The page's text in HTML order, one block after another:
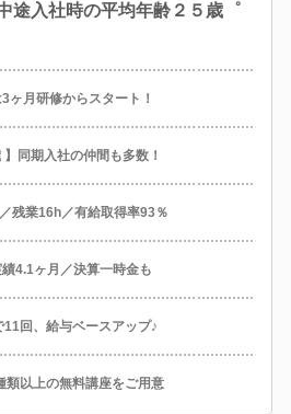
途入社時の平均年齢２５歳゜
ヶ月研修からスタート！
同期入社の仲間も多数！
残業16h／有給取得率93％
4.1ヶ月／決算一時金も
11回、給与ベースアップ♪
類以上の無料講座をご用意